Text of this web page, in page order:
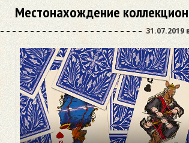
Местонахождение
31.07.2019